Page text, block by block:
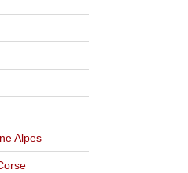
Alpes